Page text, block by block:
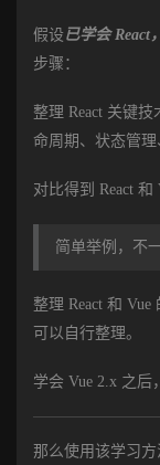
假设 已学会 React
步骤：
整理 React 关键
命周期、状态管
对比得到 React 和
简单举例，不
整理 React 和
可以自行整理。
学会 Vue 2.x 之后
那么使用该学习方